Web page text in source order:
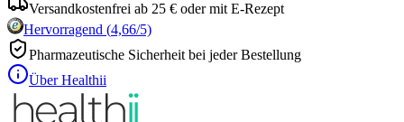
Versandkostenfrei ab 25 € oder mit E-Rezept
Hervorragend (4,66/5)
Pharmazeutische Sicherheit bei jeder Bestellung
Über Healthii